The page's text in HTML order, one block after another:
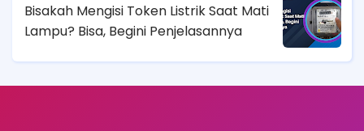
Bisakah Mengisi Token Listrik Saat Mati
Lampu? Bisa, Begini Penjelasannya